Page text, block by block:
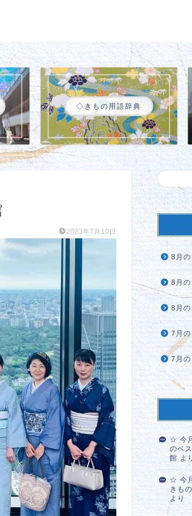
◇きもの用語辞典
2023年7月10日
8月
8月
8月
7月
7月
☆ 今
のベ
館 よ
☆ 今
きも
より